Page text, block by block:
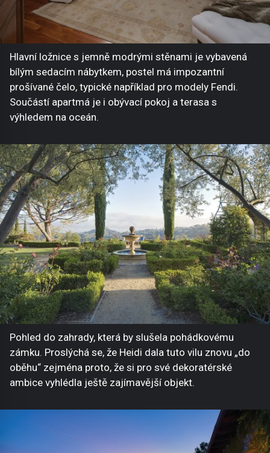
Hlavní ložnice s jemně modrými stěnami je vybavená
bílým sedacím nábytkem, postel má impozantní
prošívané čelo, typické například pro modely Fendi.
Součástí apartmá je i obývací pokoj a terasa s
výhledem na oceán.
Pohled do zahrady, která by slušela pohádkovému
zámku. Proslýchá se, že Heidi dala tuto vilu znovu „do
oběhu“ zejména proto, že si pro své dekoratérské
ambice vyhlédla ještě zajímavější objekt.